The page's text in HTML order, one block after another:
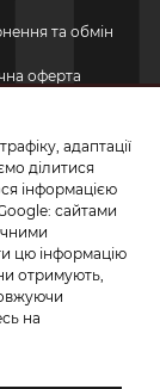
та обмін
оферта
адаптації
ділитися
інформацією
сайтами
цю інформацію
отримують,
на